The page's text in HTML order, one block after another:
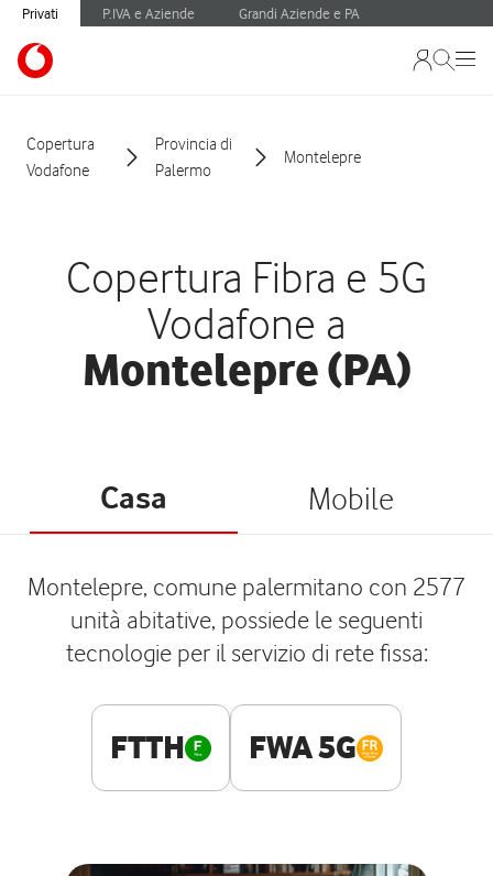
Privati P.IVA e Aziende Grandi Aziende e PA
Copertura
Vodafone
Provincia di
Palermo
Montelepre
Copertura Fibra e 5G
Vodafone a
Montelepre (PA)
Casa Mobile
Montelepre, comune palermitano con 2577
unità abitative, possiede le seguenti
tecnologie per il servizio di rete fissa:
FTTH FWA 5G